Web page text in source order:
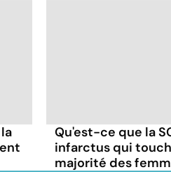
Qu'est-ce que la
infarctus qui
majorité des